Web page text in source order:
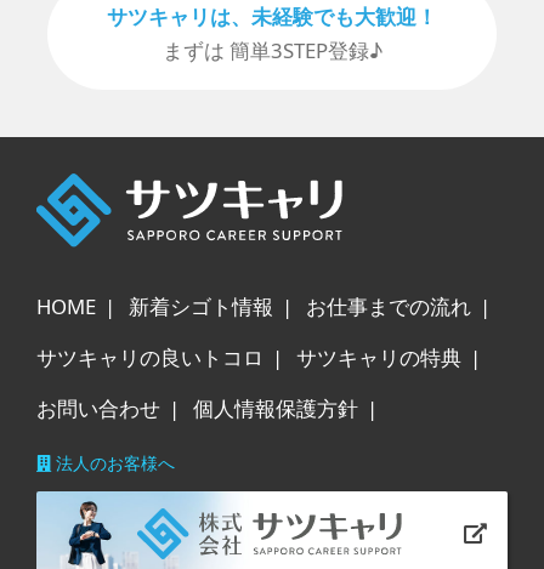
サツキャリは、未経験でも⼤歓迎！
まずは 簡単3STEP登録♪
HOME 新着シゴト情報
お仕事までの流れ
サツキャリの良いトコロ
サツキャリの特典
お問い合わせ
個人情報保護方針
法人のお客様へ